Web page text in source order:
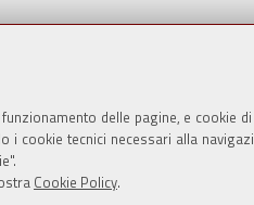
delle pagine, e cookie
i cookie tecnici necessari alla
Cookie Policy.